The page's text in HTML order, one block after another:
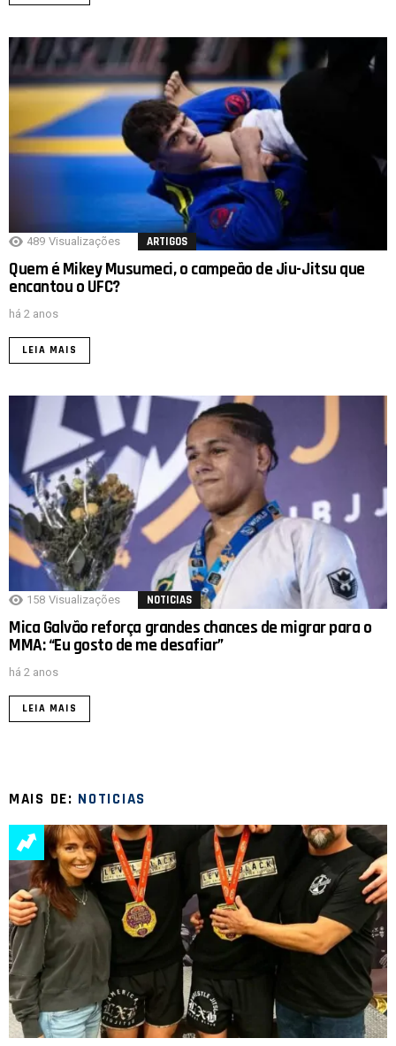
489 Visualizações ARTIGOS
Quem é Mikey Musumeci, o campeão de Jiu-Jitsu que
encantou o UFC?
há 2 anos
LEIA MAIS
158 Visualizações NOTICIAS
Mica Galvão reforça grandes chances de migrar para o
MMA: “Eu gosto de me desafiar”
há 2 anos
LEIA MAIS
MAIS DE: NOTICIAS